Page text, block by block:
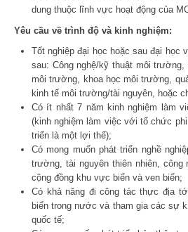
dung thuộc lĩnh vực hoạt động của
Yêu cầu về trình độ và kinh nghiệm:
Tốt nghiệp đại học hoặc sau đại học
sau: Công nghệ/kỹ thuật môi
môi trường, khoa học môi trường,
kinh tế môi trường/tài nguyên, hoặc
Có ít nhất 7 năm kinh nghiệm làm
(kinh nghiệm làm việc với tổ chức
triển là một lợi thế);
Có mong muốn phát triển nghề
trường, tài nguyên thiên nhiên, công
cộng đồng khu vực biển và ven biển;
Có khả năng đi công tác thực địa
biển trong nước và tham gia các sự
quốc tế;